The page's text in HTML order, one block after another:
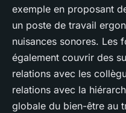
exemple en proposant
un poste de travail
nuisances sonores. Les
également couvrir des
relations avec les
relations avec la
globale du bien-être au